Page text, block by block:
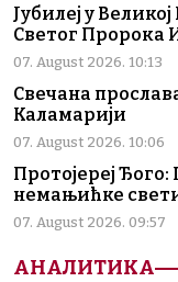
Јубилеј у
Светог Пророка
07. August 2026. 10:13
Свечана
Каламарији
07. August 2026. 10:06
Протојереј
немањићке
07. August 2026. 09:57
АНАЛИТИКА